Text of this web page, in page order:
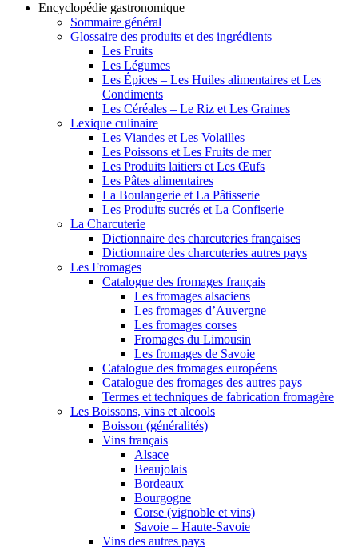
Encyclopédie gastronomique
Sommaire général
Glossaire des produits et des ingrédients
Les Fruits
Les Légumes
Les Épices – Les Huiles alimentaires et Les
Condiments
Les Céréales – Le Riz et Les Graines
Lexique culinaire
Les Viandes et Les Volailles
Les Poissons et Les Fruits de mer
Les Produits laitiers et Les Œufs
Les Pâtes alimentaires
La Boulangerie et La Pâtisserie
Les Produits sucrés et La Confiserie
La Charcuterie
Dictionnaire des charcuteries françaises
Dictionnaire des charcuteries autres pays
Les Fromages
Catalogue des fromages français
Les fromages alsaciens
Les fromages d’Auvergne
Les fromages corses
Fromages du Limousin
Les fromages de Savoie
Catalogue des fromages européens
Catalogue des fromages des autres pays
Termes et techniques de fabrication fromagère
Les Boissons, vins et alcools
Boisson (généralités)
Vins français
Alsace
Beaujolais
Bordeaux
Bourgogne
Corse (vignoble et vins)
Savoie – Haute-Savoie
Vins des autres pays